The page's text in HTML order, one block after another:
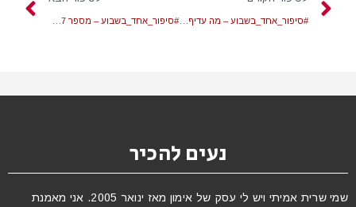
נעים להכיר
שמי שרית אמיתי ויש לי עסק של אימון מאז ינואר 2005. אני מאמנת